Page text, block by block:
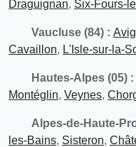
Draguignan, Six-Fours-
Vaucluse (84) :
Cavaillon, L'Isle-sur-la-
Hautes-Alpes (05) :
Montéglin, Veynes,
Alpes-de-Haute-
les-Bains, Sisteron,